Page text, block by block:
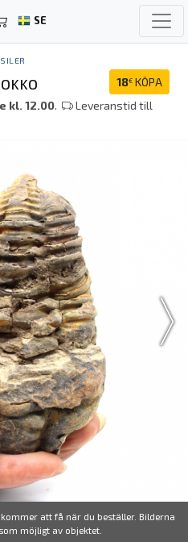
SE
18€ KÖPA
kl. 12.00.
Leveranstid till
att få när du beställer. Bilderna
möjligt av objektet.